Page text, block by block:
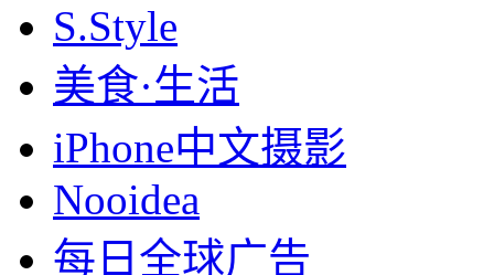
S.Style
美食·生活
iPhone中文摄影
Nooidea
每日全球广告